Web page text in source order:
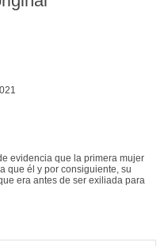
evidencia que la primera mujer
que él y por consiguiente, su
era antes de ser exiliada para